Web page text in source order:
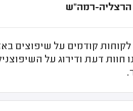
הרצליה-רמה"ש
קודמים על שיפוצים
דעת ודירוג על